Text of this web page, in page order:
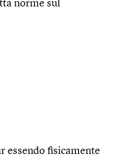
norme sul
essendo fisicamente